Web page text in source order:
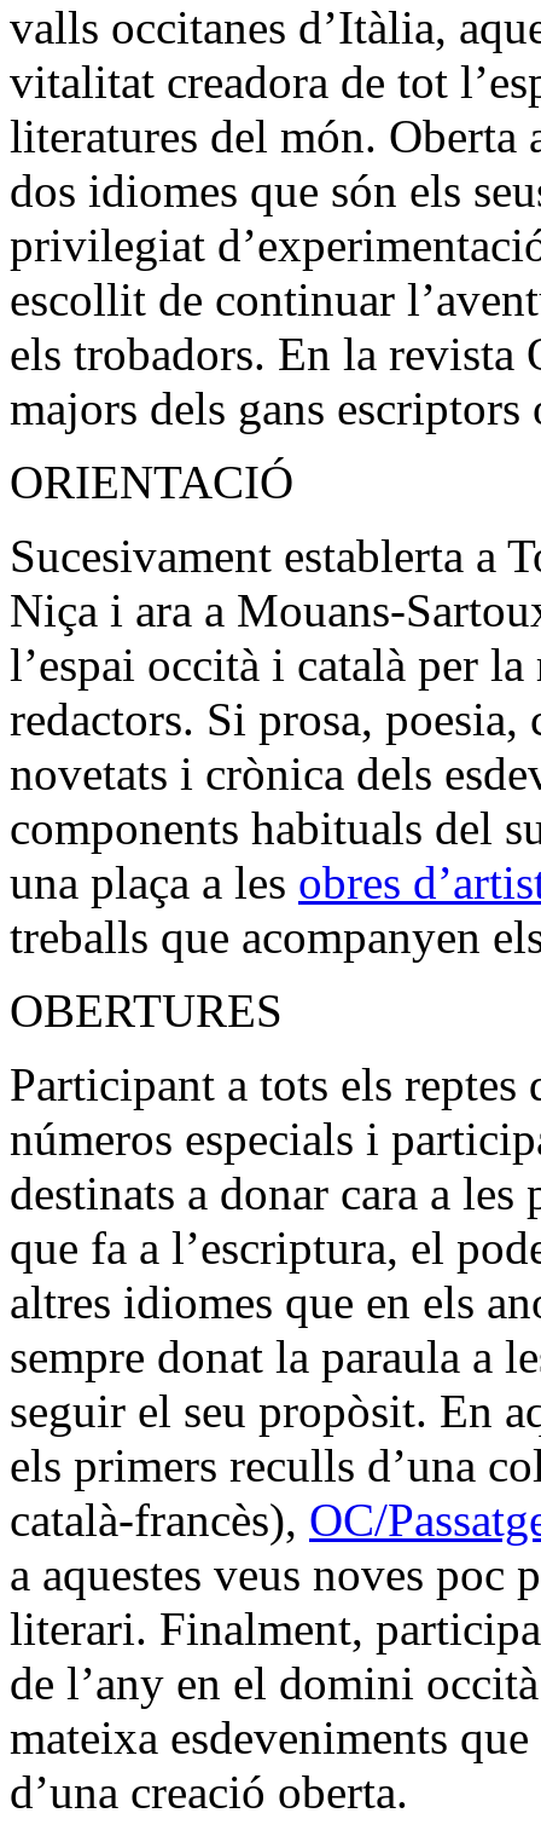
valls occitanes d’Itàlia,
vitalitat creadora de tot
literatures del món. Oberta
dos idiomes que són els
privilegiat
escollit de continuar
els trobadors. En la revista
majors dels gans
ORIENTACIÓ
Sucesivament establerta a
Niça i ara a Mouans-
l’espai occità i català per
redactors. Si prosa,
novetats i crònica dels
components habituals del
una plaça a les obres
treballs que acompanyen
OBERTURES
Participant a tots els reptes
números especials i
destinats a donar cara a
que fa a l’escriptura, el
altres idiomes que en els
sempre donat la paraula a
seguir el seu propòsit. En
els primers reculls d’una
català-francès), OC/
a aquestes veus noves poc
literari. Finalment,
de l’any en el domini
mateixa esdeveniments
d’una creació oberta.